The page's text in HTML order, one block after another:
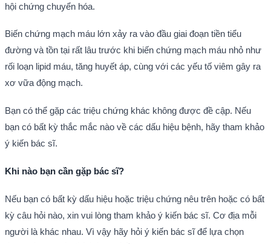
hội chứng chuyển hóa.
Biến chứng mạch máu lớn xảy ra vào đầu giai đoạn tiền tiểu
đường và tồn tại rất lâu trước khi biến chứng mạch máu nhỏ như
rối loạn lipid máu, tăng huyết áp, cùng với các yếu tố viêm gây ra
xơ vữa động mạch.
Bạn có thể gặp các triệu chứng khác không được đề cập. Nếu
bạn có bất kỳ thắc mắc nào về các dấu hiệu bệnh, hãy tham khảo
ý kiến bác sĩ.
Khi nào bạn cần gặp bác sĩ?
Nếu bạn có bất kỳ dấu hiệu hoặc triệu chứng nêu trên hoặc có bất
kỳ câu hỏi nào, xin vui lòng tham khảo ý kiến bác sĩ. Cơ địa mỗi
người là khác nhau. Vì vậy hãy hỏi ý kiến bác sĩ để lựa chọn